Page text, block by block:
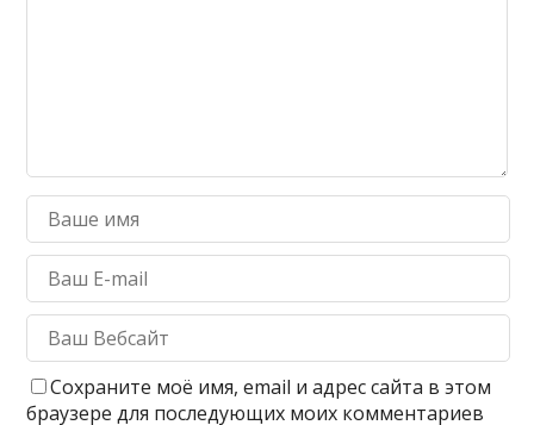
Сохраните моё имя, email и адрес сайта в этом
браузере для последующих моих комментариев